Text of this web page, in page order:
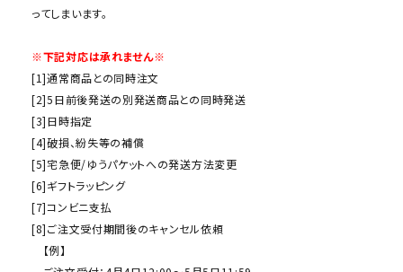
ってしまいます。
※下記対応は承れません※
[1]通常商品との同時注文
[2]5日前後発送の別発送商品との同時発送
[3]日時指定
[4]破損、紛失等の補償
[5]宅急便/ゆうパケットへの発送方法変更
[6]ギフトラッピング
[7]コンビニ支払
[8]ご注文受付期間後のキャンセル依頼
【例】